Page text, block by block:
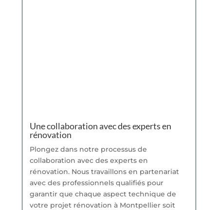
Une collaboration avec des experts en
rénovation
Plongez dans notre processus de
collaboration avec des experts en
rénovation. Nous travaillons en partenariat
avec des professionnels qualifiés pour
garantir que chaque aspect technique de
votre projet rénovation à Montpellier soit